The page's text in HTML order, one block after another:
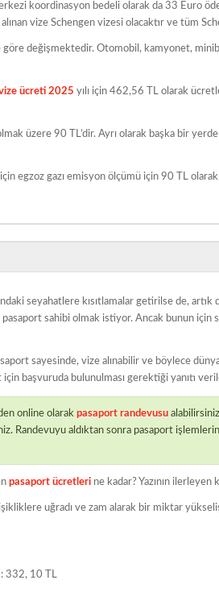
koordinasyon bedeli olarak da 33 Euro
vize Schengen vizesi olacaktır ve tüm
göre değişmektedir. Otomobil, kamyonet,
ücreti 2025 yılı için 462,56 TL olarak
üzere 90 TL’dir. Ayrı olarak başka bir
için egzoz gazı emisyon ölçümü için 90 TL
seyahatlere kısıtlamalar getirilse de, artık
sahibi olmak istiyor. Ancak bunun için
sayesinde, vize alınabilir ve böylece
başvuruda bulunulması gerektiği yanıtı
online olarak pasaport randevusu
Randevuyu aldıktan sonra pasaport
pasaport ücretleri ne kadar? Yazının ilerleyen
uğradı ve zam alarak bir miktar
: 332, 10 TL